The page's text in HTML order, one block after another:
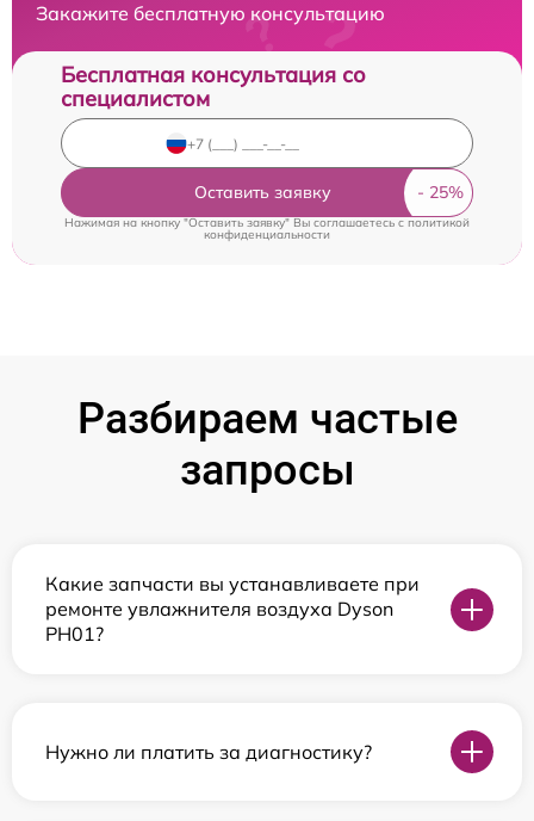
Закажите бесплатную консультацию
Бесплатная консультация со
специалистом
Оставить заявку
Нажимая на кнопку "Оставить заявку" Вы соглашаетесь c политикой
конфиденциальности
Разбираем частые
запросы
Какие запчасти вы устанавливаете при
ремонте увлажнителя воздуха Dyson
PH01?
Нужно ли платить за диагностику?